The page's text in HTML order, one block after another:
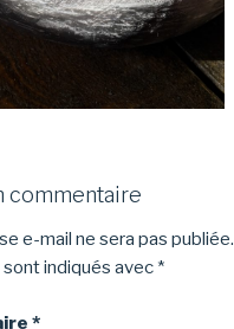
commentaire
e-mail ne sera pas publiée.
indiqués avec *
*